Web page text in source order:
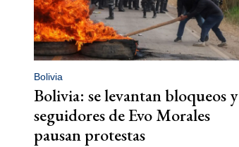
Bolivia
Bolivia: se levantan bloqueos y
seguidores de Evo Morales
pausan protestas